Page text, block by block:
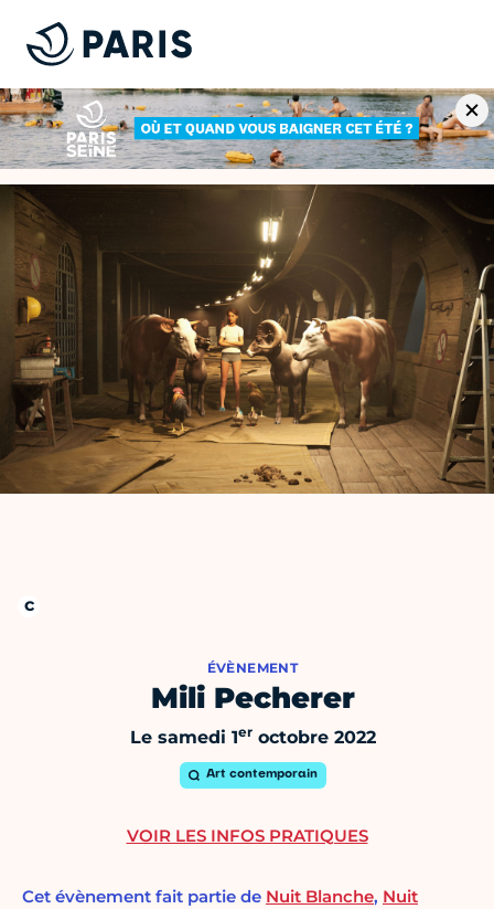
ÉVÈNEMENT
Mili Pecherer
Le samedi 1eroctobre 2022
Art contemporain
Cet évènement fait partie de Nuit Blanche, Nuit
VOIR LES INFOS PRATIQUES